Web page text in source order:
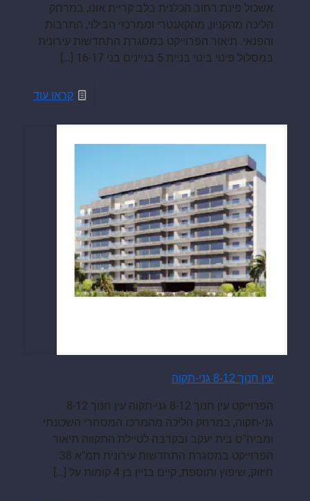
אשכול פינת רחוב הכלנית בלב קריית אונו, במרחק
הליכה מהקניון, מהקאנטרי וממרכזי הבילוי, התרבות
והפנאי. תיאור הפרוייקט במסגרת התחדשות עירונית
במסלול פינוי בינוי בניית 5 בניינים בני 16-17
[…]
קראו עוד
עין חנוך 8-12 גני-תקוה
הפרוייקט עין חנוך 8-12 גני-תקוה עין חנוך 8-12
גני-תקוה, במרחק הליכה מהמרכז המסחרי השכונתי
ומביה"ס בית יעקב ובקרבה לטיילת התקווה תיאור
הפרוייקט במסגרת התחדשות עירונית תמ"א 38
חיזוק, שיפוץ ותוספת, קיים בניין בן 4 קומות על
[…]